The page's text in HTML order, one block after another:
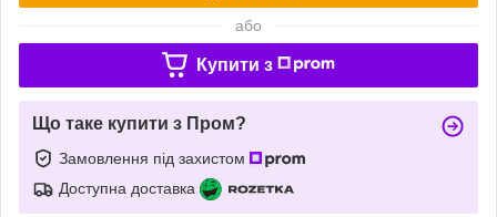
або
Купити з
Що таке купити з Пром?
Замовлення під захистом
Доступна доставка